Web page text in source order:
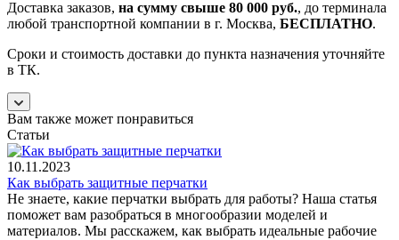
Доставка заказов, на сумму свыше 80 000 руб., до терминала
любой транспортной компании в г. Москва, БЕСПЛАТНО.
Сроки и стоимость доставки до пункта назначения уточняйте
в ТК.
Вам также может понравиться
Статьи
10.11.2023
Как выбрать защитные перчатки
Не знаете, какие перчатки выбрать для работы? Наша статья
поможет вам разобраться в многообразии моделей и
материалов. Мы расскажем, как выбрать идеальные рабочие